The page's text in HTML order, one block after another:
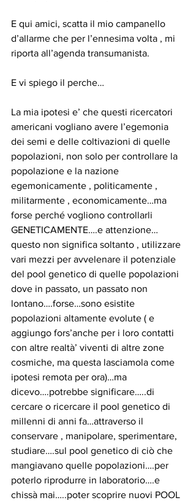
E qui amici, scatta il mio campanello
d’allarme che per l’ennesima volta , mi
riporta all’agenda transumanista.
E vi spiego il perche…
La mia ipotesi e’ che questi ricercatori
americani vogliano avere l’egemonia
dei semi e delle coltivazioni di quelle
popolazioni, non solo per controllare la
popolazione e la nazione
egemonicamente , politicamente ,
militarmente , economicamente…ma
forse perché vogliono controllarli
GENETICAMENTE….e attenzione…
questo non significa soltanto , utilizzare
vari mezzi per avvelenare il potenziale
del pool genetico di quelle popolazioni
dove in passato, un passato non
lontano….forse…sono esistite
popolazioni altamente evolute ( e
aggiungo fors’anche per i loro contatti
con altre realtà’ viventi di altre zone
cosmiche, ma questa lasciamola come
ipotesi remota per ora)…ma
dicevo….potrebbe significare…..di
cercare o ricercare il pool genetico di
millenni di anni fa…attraverso il
conservare , manipolare, sperimentare,
studiare….sul pool genetico di ciò che
mangiavano quelle popolazioni….per
poterlo riprodurre in laboratorio….e
chissà mai…..poter scoprire nuovi POOL